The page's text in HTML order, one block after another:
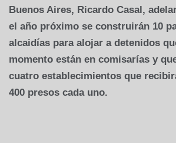
Buenos Aires, Ricardo Casal,
el año próximo se construirán 10
alcaidías para alojar a detenidos
momento están en comisarías y
cuatro establecimientos que
400 presos cada uno.